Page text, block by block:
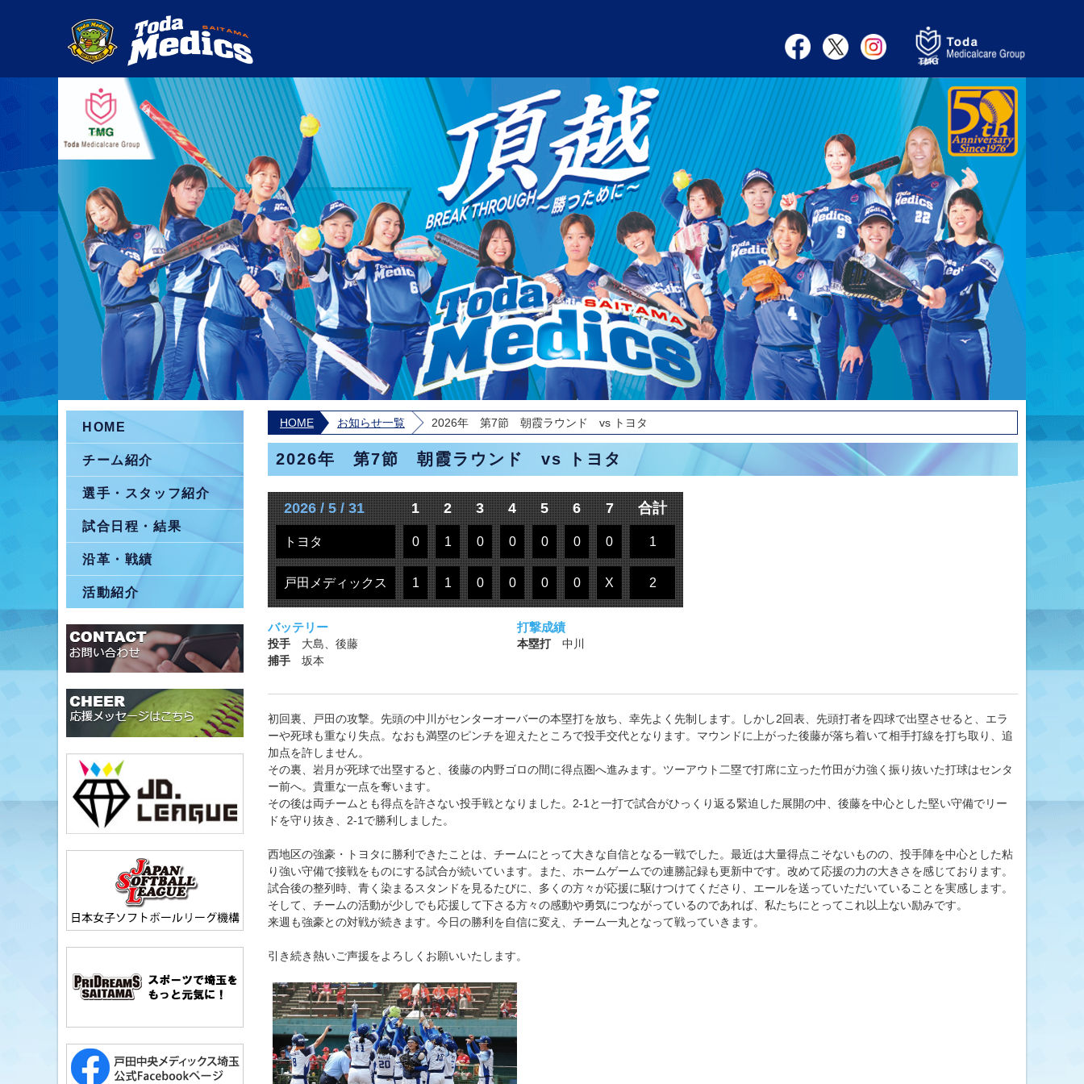
HOME お知らせ一覧 2026年 第7節 朝霞ラウンド vs トヨタ
2026年 第7節 朝霞ラウンド vs トヨタ
2026 / 5 / 31 1 2 3 4 5 6 7 合計
トヨタ 0 1 0 0 0 0 0 1
戸田メディックス 1 1 0 0 0 0 X 2
バッテリー
投手 大島、後藤
捕手 坂本
打撃成績
本塁打 中川
初回裏、戸田の攻撃。先頭の中川がセンターオーバーの本塁打を放ち、幸先よく先制します。しかし2回表、先頭打者を四球で出塁させると、エラ
ーや死球も重なり失点。なおも満塁のピンチを迎えたところで投手交代となります。マウンドに上がった後藤が落ち着いて相手打線を打ち取り、追
加点を許しません。
その裏、岩月が死球で出塁すると、後藤の内野ゴロの間に得点圏へ進みます。ツーアウト二塁で打席に立った竹田が力強く振り抜いた打球はセンタ
ー前へ。貴重な一点を奪います。
その後は両チームとも得点を許さない投手戦となりました。2-1と一打で試合がひっくり返る緊迫した展開の中、後藤を中心とした堅い守備でリー
ドを守り抜き、2-1で勝利しました。
西地区の強豪・トヨタに勝利できたことは、チームにとって大きな自信となる一戦でした。最近は大量得点こそないものの、投手陣を中心とした粘
り強い守備で接戦をものにする試合が続いています。また、ホームゲームでの連勝記録も更新中です。改めて応援の力の大きさを感じております。
試合後の整列時、青く染まるスタンドを見るたびに、多くの方々が応援に駆けつけてくださり、エールを送っていただいていることを実感します。
そして、チームの活動が少しでも応援して下さる方々の感動や勇気につながっているのであれば、私たちにとってこれ以上ない励みです。
来週も強豪との対戦が続きます。今日の勝利を自信に変え、チーム一丸となって戦っていきます。
引き続き熱いご声援をよろしくお願いいたします。
HOME
チーム紹介
選手・スタッフ紹介
試合日程・結果
沿革・戦績
活動紹介